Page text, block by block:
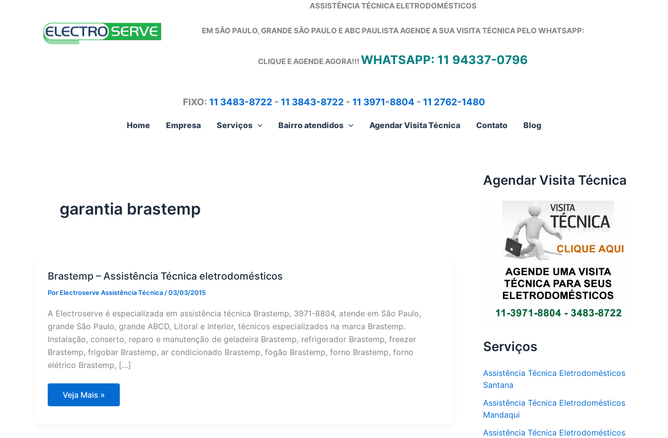
ASSISTÊNCIA TÉCNICA ELETRODOMÉSTICOS
EM SÃO PAULO, GRANDE SÃO PAULO E ABC PAULISTAAGENDE A SUA VISITA TÉCNICA PELO WHATSAPP:
CLIQUE E AGENDE AGORA!!! WHATSAPP: 11 94337-0796
FIXO: 11 3483-8722 - 11 3843-8722 - 11 3971-8804 - 11 2762-1480
Home Empresa Serviços Bairro atendidos Agendar Visita Técnica Contato Blog
garantia brastemp
Brastemp – Assistência Técnica eletrodomésticos
Por Electroserve Assistência Técnica /03/03/2015
A Electroserve é especializada em assistência técnica Brastemp, 3971-8804, atende em São Paulo,
grande São Paulo, grande ABCD, Litoral e Interior, técnicos especializados na marca Brastemp.
Instalação, conserto, reparo e manutenção de geladeira Brastemp, refrigerador Brastemp, freezer
Brastemp, frigobar Brastemp, ar condicionado Brastemp, fogão Brastemp, forno Brastemp, forno
elétrico Brastemp, […]
Brastemp
Veja Mais »
Agendar Visita Técnica
Serviços
Assistência Técnica Eletrodomésticos
Santana
Assistência Técnica Eletrodomésticos
Mandaqui
Assistência Técnica Eletrodomésticos